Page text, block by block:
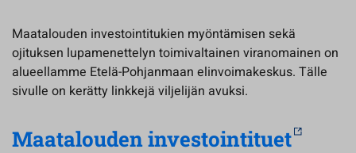
Maatalouden investointitukien myöntämisen sekä
ojituksen lupamenettelyn toimivaltainen viranomainen on
alueellamme Etelä-Pohjanmaan elinvoimakeskus. Tälle
sivulle on kerätty linkkejä viljelijän avuksi.
Maatalouden investointituet